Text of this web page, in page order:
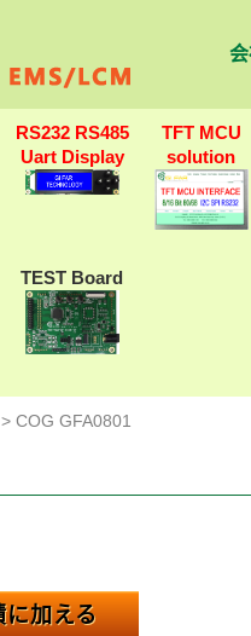
RS232 RS485
Uart Display
TFT MCU
solution
TEST Board
COG GFA0801
に加える